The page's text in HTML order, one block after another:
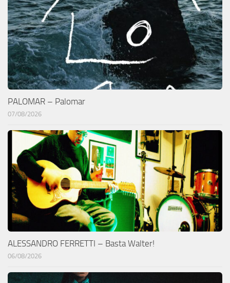
PALOMAR – Palomar
07/08/2026
ALESSANDRO FERRETTI – Basta Walter!
06/08/2026